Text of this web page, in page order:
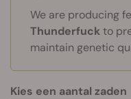
We are producing
Thunderfuckto
maintain genetic
Kies een aantal zaden